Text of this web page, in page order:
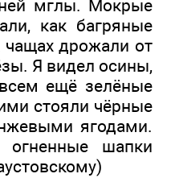
мглы. Мокрые
как багряные
дрожали от
Я видел осины,
ещё зелёные
стояли чёрные
ягодами.
огненные шапки